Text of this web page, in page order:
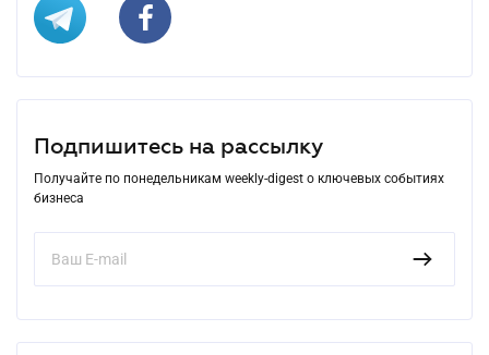
Подпишитесь на рассылку
Получайте по понедельникам weekly-digest о ключевых событиях
бизнеса